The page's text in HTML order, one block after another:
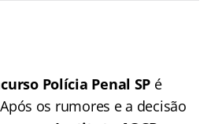
Polícia Penal SP é
os rumores e a decisão